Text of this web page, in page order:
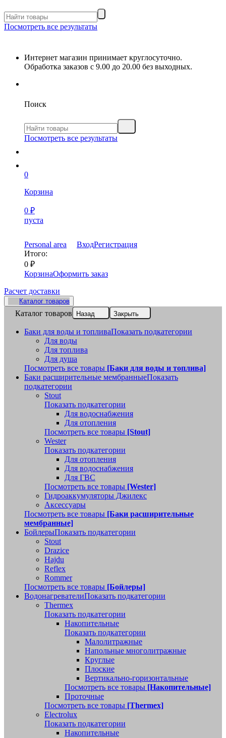
Посмотреть все результаты
Интернет магазин принимает круглосуточно.
Обработка заказов с 9.00 до 20.00 без выходных.
Поиск
Посмотреть все результаты
0
Корзина
0 ₽
пуста
Personal area ВходРегистрация
Итого:
0 ₽
КорзинаОформить заказ
Расчет доставки
Каталог товаров
Каталог товаров Назад Закрыть
Баки для воды и топливаПоказать подкатегории
Для воды
Для топлива
Для душа
Посмотреть все товары [Баки для воды и топлива]
Баки расширительные мембранныеПоказать
подкатегории
Stout
Показать подкатегории
Для водоснабжения
Для отопления
Посмотреть все товары [Stout]
Wester
Показать подкатегории
Для отопления
Для водоснабжения
Для ГВС
Посмотреть все товары [Wester]
Гидроаккумуляторы Джилекс
Аксессуары
Посмотреть все товары [Баки расширительные
мембранные]
БойлерыПоказать подкатегории
Stout
Drazice
Hajdu
Reflex
Rommer
Посмотреть все товары [Бойлеры]
ВодонагревателиПоказать подкатегории
Thermex
Показать подкатегории
Накопительные
Показать подкатегории
Малолитражные
Напольные многолитражные
Круглые
Плоские
Вертикально-горизонтальные
Посмотреть все товары [Накопительные]
Проточные
Посмотреть все товары [Thermex]
Electrolux
Показать подкатегории
Накопительные